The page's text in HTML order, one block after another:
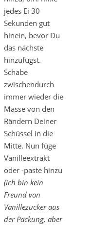
jedes Ei 30
Sekunden gut
hinein, bevor Du
das nächste
hinzufügst.
Schabe
zwischendurch
immer wieder die
Masse von den
Rändern Deiner
Schüssel in die
Mitte. Nun füge
Vanilleextrakt
oder -paste hinzu
(ich bin kein
Freund von
Vanillezucker aus
der Packung, aber